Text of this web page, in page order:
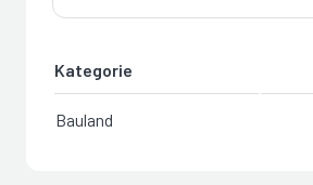
Kategorie
Bauland